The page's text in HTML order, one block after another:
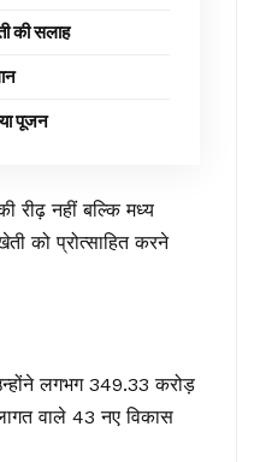
की सलाह
पूजन
रीढ़ नहीं बल्कि मध्य
को प्रोत्साहित करने
लगभग 349.33 करोड़
वाले 43 नए विकास